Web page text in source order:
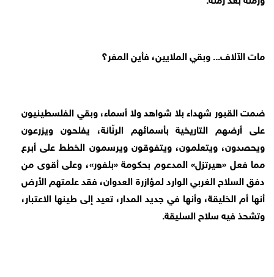
مات الآلاف... وبقي الملايين، فأين المفر؟
ضمت القبور شهداء بلا شواهد ولا أسماء، وبقي الفلسطينيون
على أرضهم التاريخية بأسمائهم الرنّانة، يفلحون ويزرعون
ويحصدون، ويتعلمون، ويتفوقون ويرسمون الخطط على أبرع
مما فعل «هيرتزل» المدعوم بحكومة «بلفور»، وعلى أقوى من
دفق السلاح الغربي الوارد لمؤازرة العدوان، فقد علمتهم الأرض
أنها أم الخليقة، وأنها في جديد المدار، تعيد إلى طينها الاعتبار،
وتشحذ فيه سلاح السليقة.